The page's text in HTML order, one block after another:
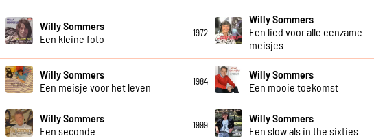
Willy Sommers
Een kleine foto
1972
Willy Sommers
Een lied voor alle eenzame
meisjes
Willy Sommers
Een meisje voor het leven
1984
Willy Sommers
Een mooie toekomst
Willy Sommers
Een seconde
1999
Willy Sommers
Een slow als in the sixties